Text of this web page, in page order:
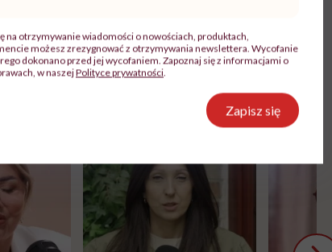
mieć pod ręką komplet ulubionych
na otrzymywanie wiadomości o nowościach, produktach,
możesz zrezygnować z otrzymywania newslettera. Wycofanie
dokonano przed jej wycofaniem. Zapoznaj się z informacjami o
w naszejPolityce prywatności.
Zapisz się